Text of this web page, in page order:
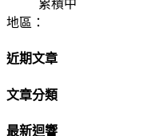
累積中
地區：
近期文章
文章分類
最新迴響